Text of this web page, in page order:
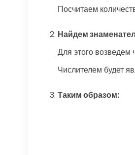
Посчитаем
Найдем
Для этого возведем
Числителем будет
Таким образом: